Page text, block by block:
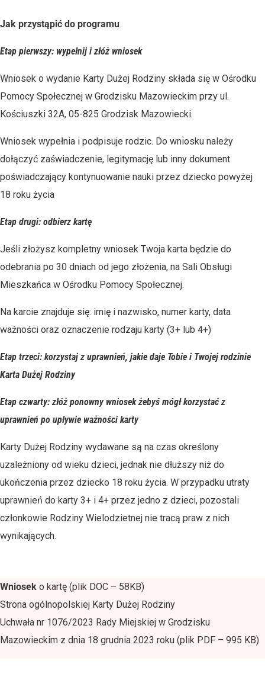
Jak przystąpić do programu
Etap pierwszy: wypełnij i złóż wniosek
Wniosek o wydanie Karty Dużej Rodziny składa się w Ośrodku
Pomocy Społecznej w Grodzisku Mazowieckim przy ul.
Kościuszki 32A, 05-825 Grodzisk Mazowiecki.
Wniosek wypełnia i podpisuje rodzic. Do wniosku należy
dołączyć zaświadczenie, legitymację lub inny dokument
poświadczający kontynuowanie nauki przez dziecko powyżej
18 roku życia
Etap drugi: odbierz kartę
Jeśli złożysz kompletny wniosek Twoja karta będzie do
odebrania po 30 dniach od jego złożenia, na Sali Obsługi
Mieszkańca w Ośrodku Pomocy Społecznej.
Na karcie znajduje się: imię i nazwisko, numer karty, data
ważności oraz oznaczenie rodzaju karty (3+ lub 4+)
Etap trzeci: korzystaj z uprawnień, jakie daje Tobie i Twojej rodzinie
Karta Dużej Rodziny
Etap czwarty: złóż ponowny wniosek żebyś mógł korzystać z
uprawnień po upływie ważności karty
Karty Dużej Rodziny wydawane są na czas określony
uzależniony od wieku dzieci, jednak nie dłuższy niż do
ukończenia przez dziecko 18 roku życia. W przypadku utraty
uprawnień do karty 3+ i 4+ przez jedno z dzieci, pozostali
członkowie Rodziny Wielodzietnej nie tracą praw z nich
wynikających.
Wniosek o kartę (plik DOC – 58KB)
Strona ogólnopolskiej Karty Dużej Rodziny
Uchwała nr 1076/2023 Rady Miejskiej w Grodzisku
Mazowieckim z dnia 18 grudnia 2023 roku (plik PDF – 995 KB)